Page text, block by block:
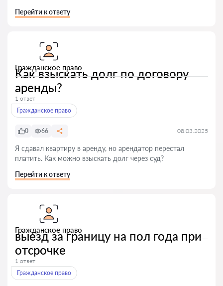
Перейти к ответу
Гражданское право
Как взыскать долг по договору
аренды?
1 ответ
Гражданское право
0 66 08.03.2025
Я сдавал квартиру в аренду, но арендатор перестал
платить. Как можно взыскать долг через суд?
Перейти к ответу
Гражданское право
выезд за границу на пол года при
отсрочке
1 ответ
Гражданское право